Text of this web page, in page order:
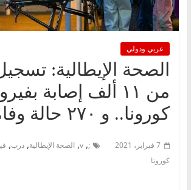
عربي ودولي
الصحة الإيطالية:
من ١١ ألف إصابة
كورونا.. و ٢٧٠ حالة وفاة
7 فبراير، 2021 ;
,
v
, الصحة الإيطالية, درب,
كورونا